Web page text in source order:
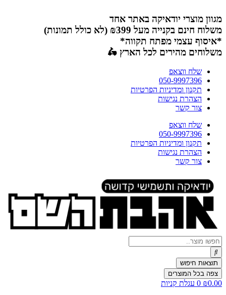
לתוכן
מגוון מוצרי יודאיקה באתר אחד
משלוח חינם בקנייה מעל ₪399 (לא כולל תמונות)
*איסוף עצמי מפתח תקווה*
משלוחים מהירים לכל הארץ 🛵
שלח ווצאפ
050-9997396
תקנון ומדיניות הפרטיות
הצהרת נגישות
צור קשר
שלח ווצאפ
050-9997396
תקנון ומדיניות הפרטיות
הצהרת נגישות
צור קשר
Search
...
תוצאות חיפוש
צפה בכל המוצרים
₪0.00
0 עגלת קניות